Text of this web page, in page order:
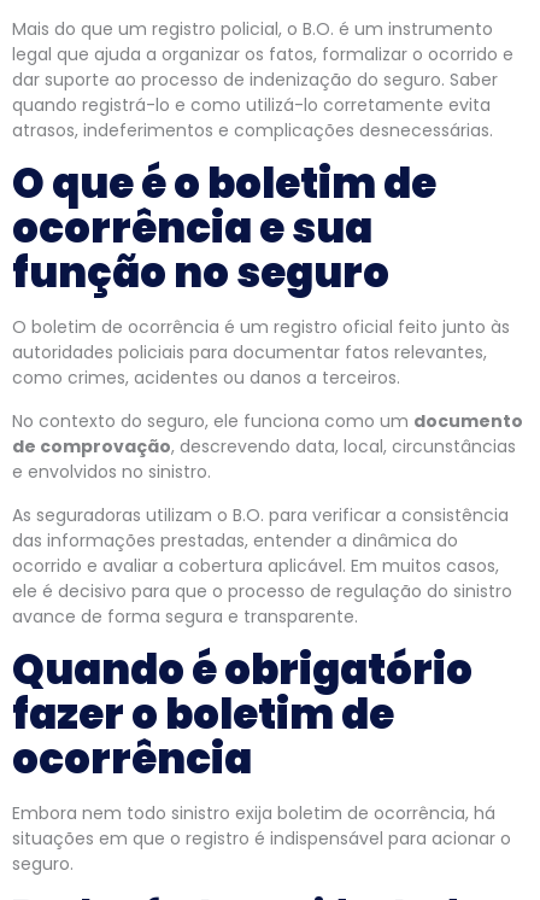
Mais do que um registro policial, o B.O. é um instrumento
legal que ajuda a organizar os fatos, formalizar o ocorrido e
dar suporte ao processo de indenização do seguro. Saber
quando registrá-lo e como utilizá-lo corretamente evita
atrasos, indeferimentos e complicações desnecessárias.
O que é o boletim de
ocorrência e sua
função no seguro
O boletim de ocorrência é um registro oficial feito junto às
autoridades policiais para documentar fatos relevantes,
como crimes, acidentes ou danos a terceiros.
No contexto do seguro, ele funciona como um documento
de comprovação, descrevendo data, local, circunstâncias
e envolvidos no sinistro.
As seguradoras utilizam o B.O. para verificar a consistência
das informações prestadas, entender a dinâmica do
ocorrido e avaliar a cobertura aplicável. Em muitos casos,
ele é decisivo para que o processo de regulação do sinistro
avance de forma segura e transparente.
Quando é obrigatório
fazer o boletim de
ocorrência
Embora nem todo sinistro exija boletim de ocorrência, há
situações em que o registro é indispensável para acionar o
seguro.